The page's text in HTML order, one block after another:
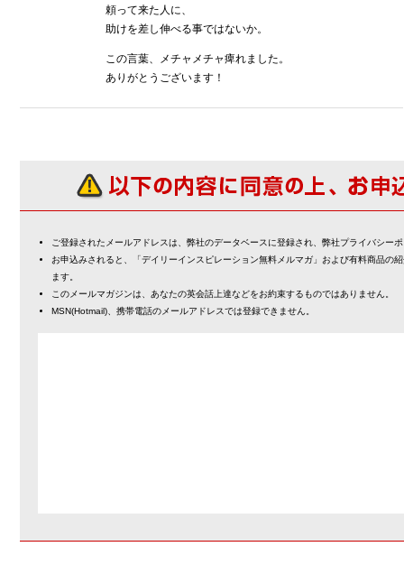
頼って来た人に、
助けを差し伸べる事ではないか。
この言葉、メチャメチャ痺れました。
ありがとうございます！
ご登録されたメールアドレスは、弊社のデータベースに登録され、弊社プライバシー
お申込みされると、「デイリーインスピレーション無料メルマガ」および有料商品の
ます。
このメールマガジンは、あなたの英会話上達などをお約束するものではありません。
MSN(Hotmail)、携帯電話のメールアドレスでは登録できません。